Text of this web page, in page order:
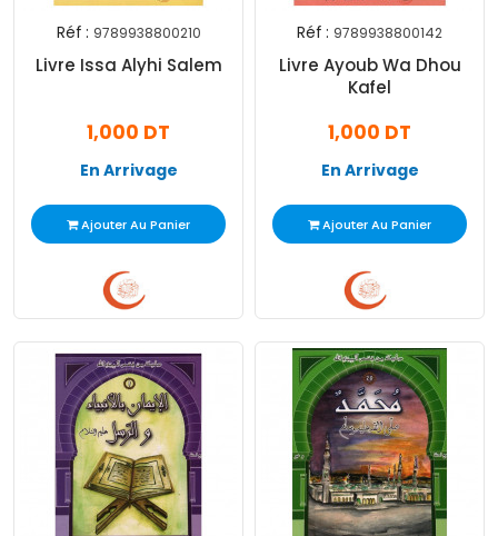
Réf : 9789938800210
Livre Issa Alyhi Salem
1,000 DT
En Arrivage
Ajouter Au Panier
Réf : 9789938800142
Livre Ayoub Wa Dhou
Kafel
1,000 DT
En Arrivage
Ajouter Au Panier